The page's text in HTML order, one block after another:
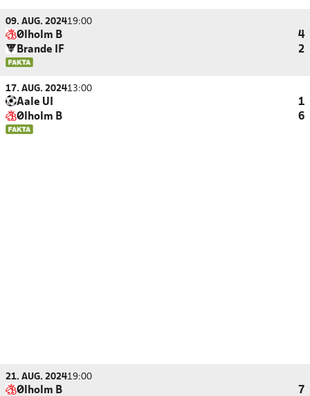
09. AUG. 202419:00
Ølholm B
4
Brande IF
2
17. AUG. 202413:00
Aale UI
1
Ølholm B
6
21. AUG. 202419:00
Ølholm B
7